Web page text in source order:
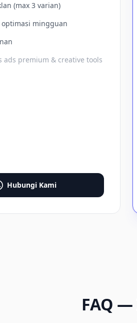
(max 3 varian)
mingguan
ads premium & creative tools
Hubungi Kami
FAQ —